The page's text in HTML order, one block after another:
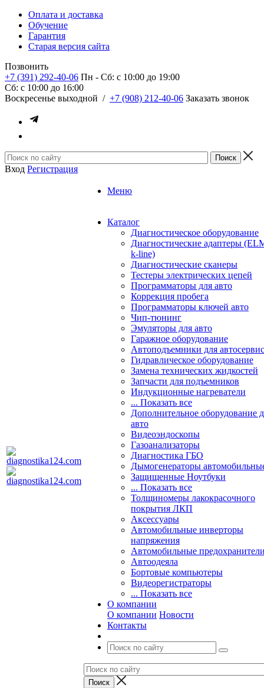
Оплата и доставка
Обучение
Гарантия
Старая версия сайта
Позвонить
+7 (391) 292-40-06 Пн - Сб: c 10:00 до 19:00
Сб: c 10:00 до 16:00
​Воскресенье выходной / +7 (908) 212-40-06 Заказать звонок
Вход Регистрация
Меню
Каталог
Диагностическое оборудование
Диагностические адаптеры
k-line)
Диагностические сканеры
Тестеры электрических цепей
Программаторы для авто
Коррекция пробега
Программаторы ключей авто
Чип-тюнинг
Эмуляторы для авто
Гаражное оборудование
Автоподъемники для
Гидравлическое оборудование
Замена технических жидкостей
Запчасти для подъемников
Индукционные нагреватели
... Показать все
Дополнительное оборудование
авто
Видеоэндоскопы
Газоанализаторы
Диагностика ГБО
Дымогенераторы
Защищенные Ноутбуки
... Показать все
Толщиномеры лакокрасочного
покрытия ЛКП
Аксессуары
Автомобильные инверторы
напряжения
Автомобильные
Автоодеяла
Бортовые компьютеры
Видеорегистраторы
... Показать все
О компании
О компании Новости
Контакты